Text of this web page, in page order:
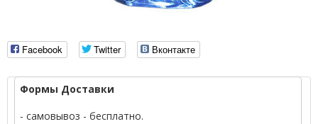
Facebook Twitter Вконтакте
Формы Доставки
- самовывоз - бесплатно.